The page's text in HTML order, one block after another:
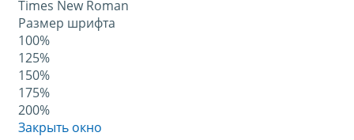
Times New Roman
Размер шрифта
100%
125%
150%
175%
200%
Закрыть окно